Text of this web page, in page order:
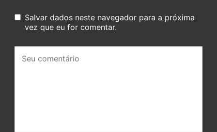
Salvar dados neste navegador para a próxima
vez que eu for comentar.
comentário: